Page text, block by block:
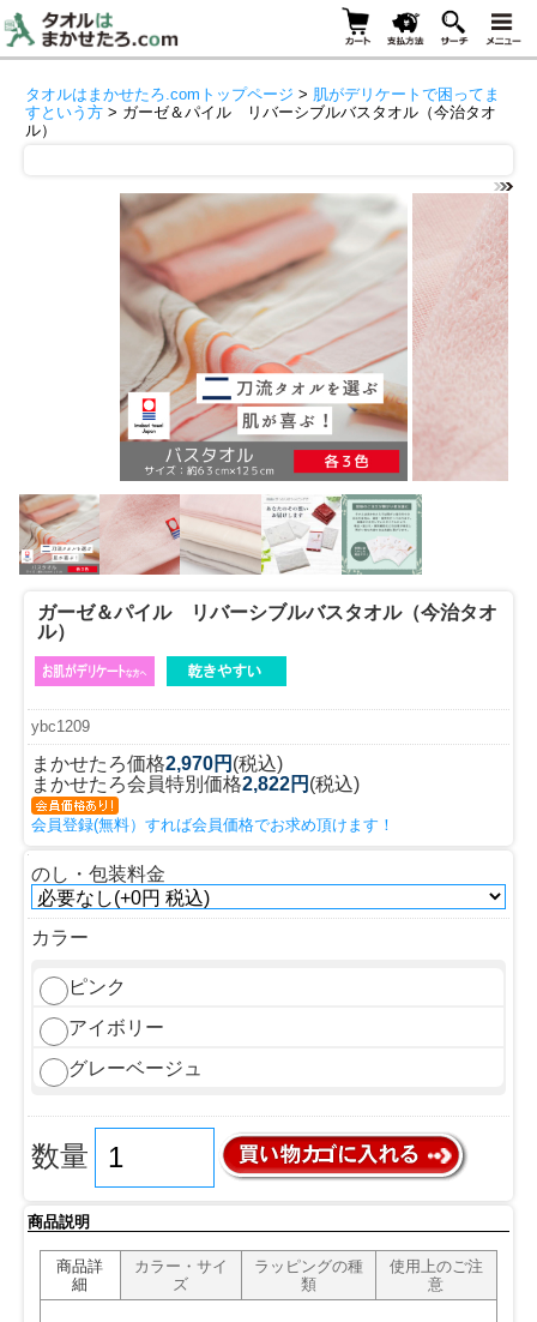
タオルはまかせたろ.comトップページ > 肌がデリケートで困ってま
すという方 > ガーゼ＆パイル リバーシブルバスタオル（今治タオ
ル）
ガーゼ＆パイル リバーシブルバスタオル（今治タオ
ル）
ybc1209
まかせたろ価格2,970円 (税込)
まかせたろ会員特別価格2,822円 (税込)
会員登録(無料）すれば会員価格でお求め頂けます！
のし・包装料金
カラー
ピンク
アイボリー
グレーベージュ
数量
商品説明
商品詳
細
カラー・サイ
ズ
ラッピングの種
類
使用上のご注
意